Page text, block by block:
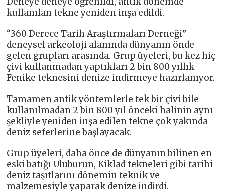
kullanılan tekne yeniden inşa edildi.
“360 Derece Tarih Araştırmaları Derneği”
deneysel arkeoloji alanında dünyanın önde
gelen grupları arasında. Grup üyeleri, bu kez hiç
çivi kullanmadan yaptıkları 2 bin 800 yıllık
Fenike teknesini denize indirmeye hazırlanıyor.
Tamamen antik yöntemlerle tek bir çivi bile
kullanılmadan 2 bin 800 yıl önceki halinin aynı
şekliyle yeniden inşa edilen tekne çok yakında
deniz seferlerine başlayacak.
Grup üyeleri, daha önce de dünyanın bilinen en
eski batığı Uluburun, Kiklad tekneleri gibi tarihi
deniz taşıtlarını dönemin teknik ve
malzemesiyle yaparak denize indirdi.